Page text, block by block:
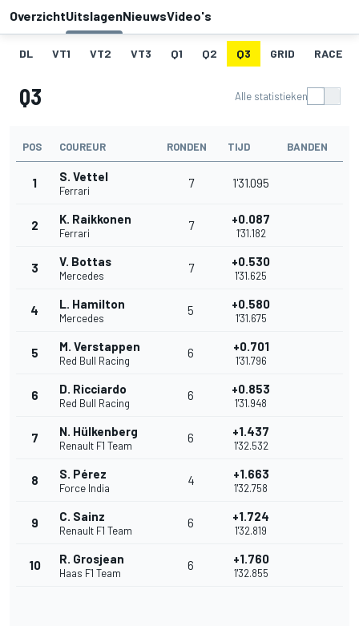
OverzichtUitslagenNieuwsVideo's
DL VT1 VT2 VT3 Q1 Q2 Q3 GRID RACE
Q3 Alle statistieken
POS COUREUR RONDEN TIJD BANDEN
1 S. Vettel
Ferrari
7 1'31.095
2 K. Raikkonen
Ferrari
7 +0.087
1'31.182
3 V. Bottas
Mercedes
7 +0.530
1'31.625
4 L. Hamilton
Mercedes
5 +0.580
1'31.675
5 M. Verstappen
Red Bull Racing
6 +0.701
1'31.796
6 D. Ricciardo
Red Bull Racing
6 +0.853
1'31.948
7 N. Hülkenberg
Renault F1 Team
6 +1.437
1'32.532
8 S. Pérez
Force India
4 +1.663
1'32.758
9 C. Sainz
Renault F1 Team
6 +1.724
1'32.819
10 R. Grosjean
Haas F1 Team
6 +1.760
1'32.855